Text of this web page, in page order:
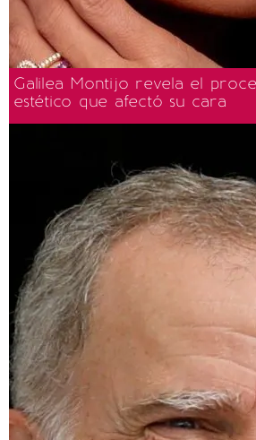
Galilea Montijo revela el
estético que afectó su cara